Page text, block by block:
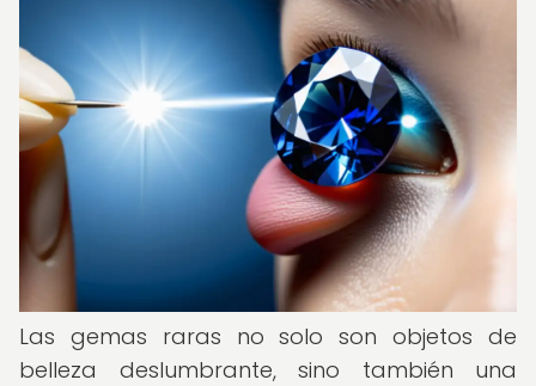
Las gemas raras no solo son objetos de
belleza deslumbrante, sino también una